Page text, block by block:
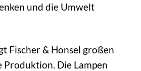
und die Umwelt
Fischer & Honsel großen
Die Lampen